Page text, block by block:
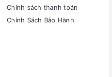
Chính sách thanh toán
Chính Sách Bảo Hành